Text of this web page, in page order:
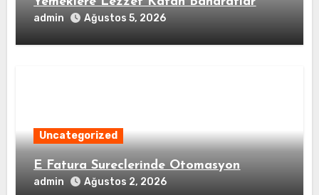
admin Ağustos 5, 2026
Uncategorized
E Fatura Sureclerinde Otomasyon
admin Ağustos 2, 2026